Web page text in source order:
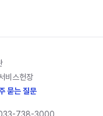
비스헌장
묻는 질문